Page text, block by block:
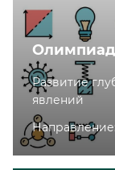
Развитие
явлений